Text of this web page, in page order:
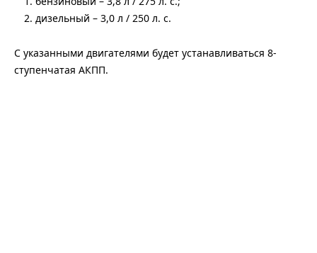
дизельный – 3,0 л / 250 л. с.
С указанными двигателями будет устанавливаться 8-
ступенчатая АКПП.